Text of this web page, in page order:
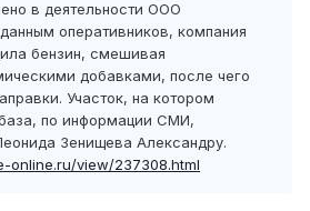
в деятельности ООО
оперативников, компания
бензин, смешивая
добавками, после чего
Участок, на котором
по информации СМИ,
Зенищева Александру.
online.ru/view/237308.html